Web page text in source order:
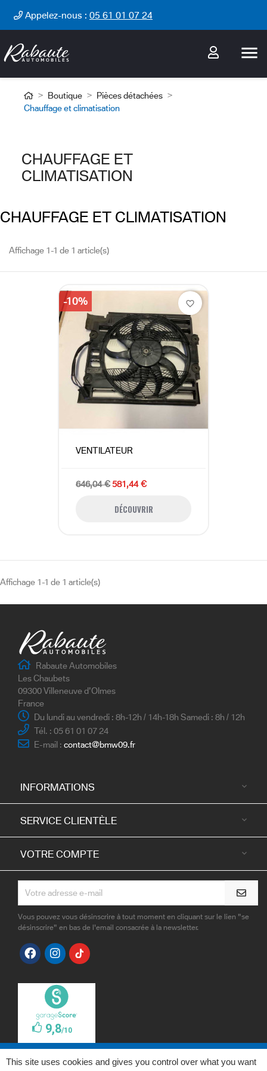
Appelez-nous : 05 61 01 07 24

Boutique
Pièces détachées
Chauffage et climatisation
CHAUFFAGE ET
CLIMATISATION
CHAUFFAGE ET CLIMATISATION
Affichage 1-1 de 1 article(s)
VENTILATEUR
646,04 €581,44 €
DÉCOUVRIR
-10% favorite_border
Affichage 1-1 de 1 article(s)
Rabaute Automobiles
Les Chaubets
09300 Villeneuve d'Olmes
France
Du lundi au vendredi : 8h-12h / 14h-18h Samedi : 8h / 12h
Tél. : 05 61 01 07 24
E-mail : contact@bmw09.fr
INFORMATIONS 
SERVICE CLIENTÈLE 
VOTRE COMPTE 
Vous pouvez vous désinscrire à tout moment en cliquant sur le lien "se
désinscrire" en bas de l'email consacrée à la newsletter.
This site uses cookies and gives you control over what you want